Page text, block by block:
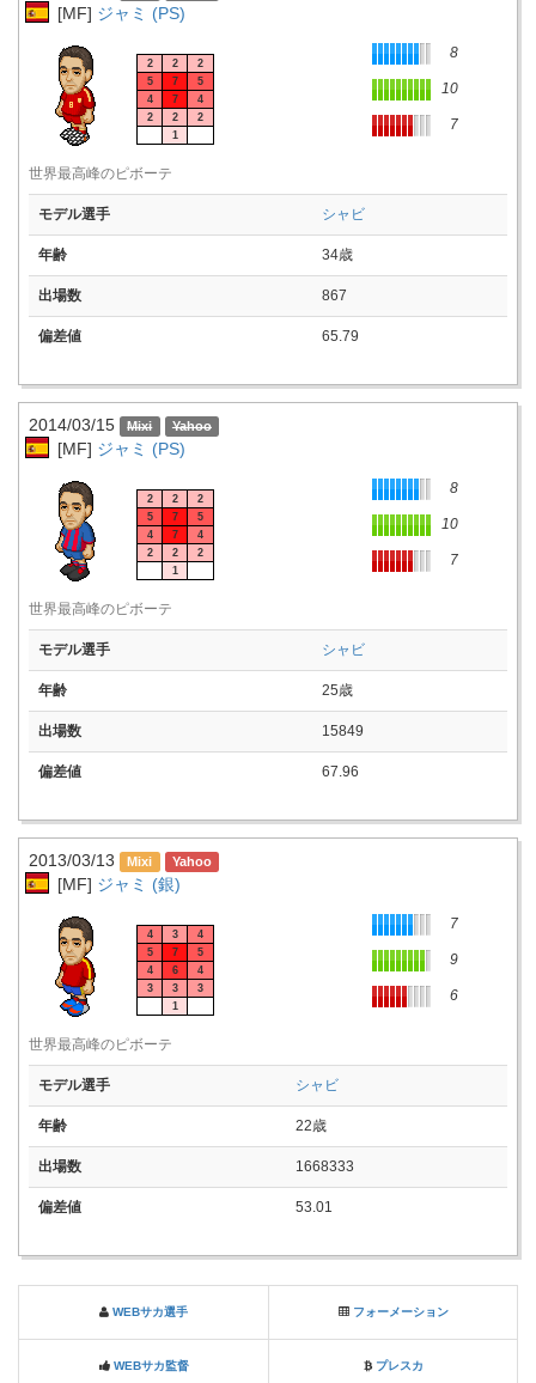
[MF] ジャミ (PS)
2 2
2
5
7
5
4
7
4
2
2
2
1
8
10
7
世界最高峰のピボーテ
モデル選手 シャビ
年齢 34歳
出場数 867
偏差値 65.79
2014/03/15
[MF] ジャミ (PS)
2 2
2
5
7
5
4
7
4
2
2
2
1
8
10
7
世界最高峰のピボーテ
モデル選手 シャビ
年齢 25歳
出場数 15849
偏差値 67.96
2013/03/13
[MF] ジャミ (銀)
4 3
4
5
7
5
4
6
4
3
3
3
1
7
9
6
世界最高峰のピボーテ
モデル選手 シャビ
年齢 22歳
出場数 1668333
偏差値 53.01
WEBサカ選手 フォーメーション
WEBサカ監督 プレスカ